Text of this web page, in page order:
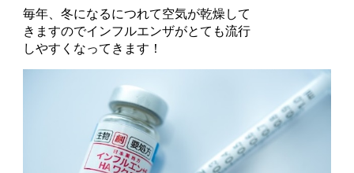
毎年、冬になるにつれて空気が乾燥して
きますのでインフルエンザがとても流行
しやすくなってきます！